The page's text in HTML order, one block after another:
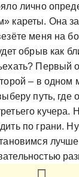
лично
кареты. Она
меня на
обрыв как
Первый
– в одном
путь, где
кучера.
по грани.